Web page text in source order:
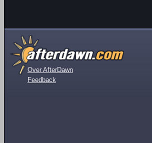
Over AfterDawn
Feedback